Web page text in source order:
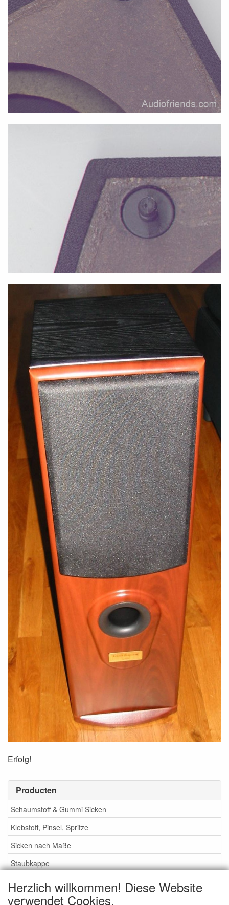
Producten
Schaumstoff & Gummi Sicken
Klebstoff, Pinsel, Spritze
Sicken nach Maße
Staubkappe
Service
Erfolg!
Herzlich willkommen! Diese Website
verwendet Cookies.